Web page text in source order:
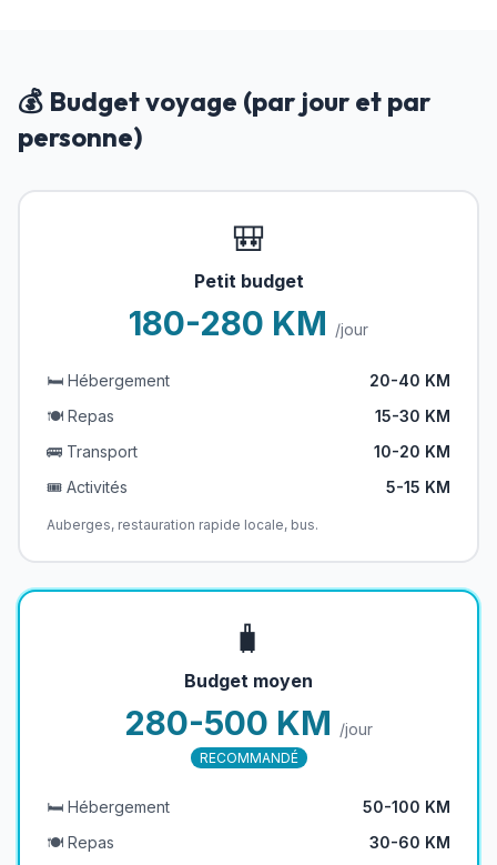
💰 Budget voyage (par jour et par
personne)
🎒
Petit budget
180-280 KM /jour
🛏️ Hébergement
20-40 KM
🍽️ Repas
15-30 KM
🚌 Transport
10-20 KM
🎟️ Activités
5-15 KM
Auberges, restauration rapide locale, bus.
🧳
Budget moyen
280-500 KM /jour
RECOMMANDÉ
🛏️ Hébergement
50-100 KM
🍽️ Repas
30-60 KM